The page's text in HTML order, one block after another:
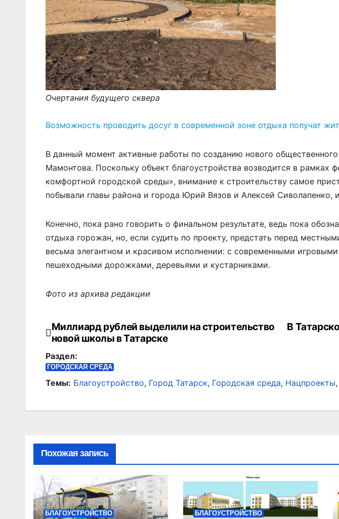
Очертания будущего сквера
Возможность проводить досуг в современной зоне отдыха получат
В данный момент активные работы по созданию нового общественного
Мамонтова. Поскольку объект благоустройства возводится в рамках
комфортной городской среды», внимание к строительству самое
побывали главы района и города Юрий Вязов и Алексей Сиволапенко,
Конечно, пока рано говорить о финальном результате, ведь пока
отдыха горожан, но, если судить по проекту, предстать перед
весьма элегантном и красивом исполнении: с современными
пешеходными дорожками, деревьями и кустарниками.
Фото из архива редакции
Навигация
по
записям
В
Миллиард рублей выделили на строительство
новой школы в Татарске
Раздел:
ГОРОДСКАЯ СРЕДА
Темы: Благоустройство, Город Татарск, Городская среда, Нацпроекты,
Похожая запись
БЛАГОУСТРОЙСТВО БЛАГОУСТРОЙСТВО